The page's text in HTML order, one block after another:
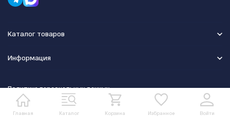
Главная Каталог Корзина Избранное Войти
Каталог товаров
Информация
Политика персональных данных